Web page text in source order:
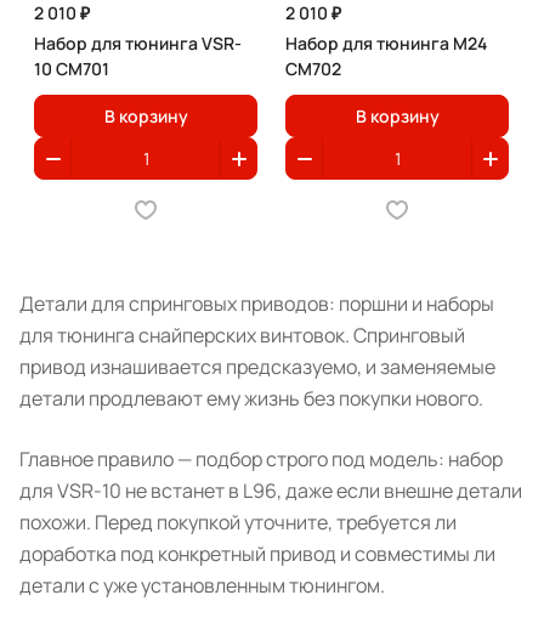
2 010 ₽
Набор для тюнинга VSR-
10 CM701
В корзину
2 010 ₽
Набор для тюнинга M24
CM702
В корзину
Детали для спринговых приводов: поршни и наборы
для тюнинга снайперских винтовок. Спринговый
привод изнашивается предсказуемо, и заменяемые
детали продлевают ему жизнь без покупки нового.
Главное правило — подбор строго под модель: набор
для VSR-10 не встанет в L96, даже если внешне детали
похожи. Перед покупкой уточните, требуется ли
доработка под конкретный привод и совместимы ли
детали с уже установленным тюнингом.